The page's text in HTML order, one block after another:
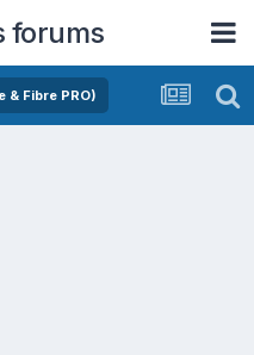
forums
& Fibre PRO)